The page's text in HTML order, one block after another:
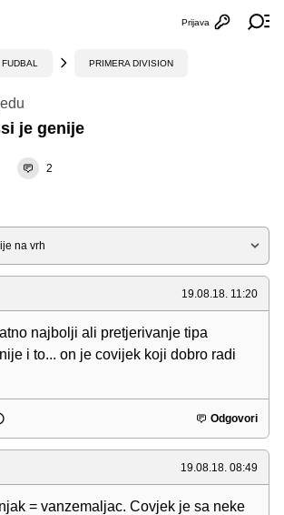
Otvori
Prijava
FUDBAL PRIMERA DIVISION
je genije
2
19.08.18. 11:20
najbolji ali pretjerivanje tipa
i to... on je covijek koji dobro radi
Odgovori
19.08.18. 08:49
= vanzemaljac. Covjek je sa neke